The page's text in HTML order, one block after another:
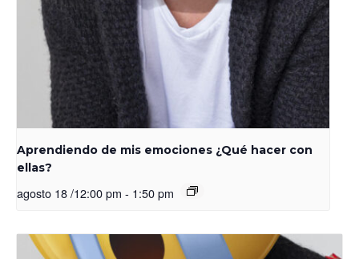
Aprendiendo de mis emociones ¿Qué hacer con
ellas?
agosto 18 /12:00 pm - 1:50 pm